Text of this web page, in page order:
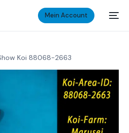
Mein Account
Koi 88068-2663